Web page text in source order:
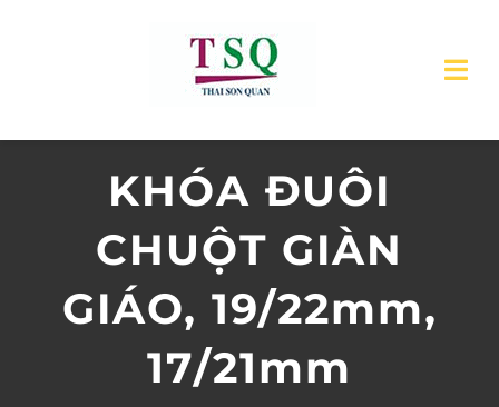
KHÓA ĐUÔI
CHUỘT GIÀN
GIÁO, 19/22mm,
17/21mm